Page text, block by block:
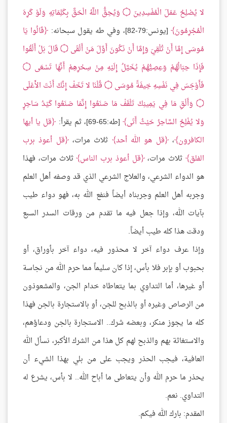
لا يُصْلِحُ عَمَلَ الْمُفْسِدِينَ ۝ وَيُحِقُّ اللَّهُ الْحَقَّ بِكَلِمَاتِهِ وَلَوْ كَرِهَ
الْمُجْرِمُونَ [يونس:79-82]، وفي طه يقول سبحانه:
قَالُوا يَا
مُوسَى إِمَّا أَنْ تُلْقِيَ وَإِمَّا أَنْ نَكُونَ أَوَّلَ مَنْ أَلْقَى ۝ قَالَ بَلْ أَلْقُوا
فَإِذَا حِبَالُهُمْ وَعِصِيُّهُمْ يُخَيَّلُ إِلَيْهِ مِنْ سِحْرِهِمْ أَنَّهَا تَسْعَى ۝
فَأَوْجَسَ فِي نَفْسِهِ خِيفَةً مُوسَى ۝ قُلْنَا لا تَخَفْ إِنَّكَ أَنْتَ الأَعْلَى
۝ وَأَلْقِ مَا فِي يَمِينِكَ تَلْقَفْ مَا صَنَعُوا إِنَّمَا صَنَعُوا كَيْدُ سَاحِرٍ
وَلا يُفْلِحُ السَّاحِرُ حَيْثُ أَتَى [طه:65-69]، ثم يقرأ:
قل يا أيها
الكافرون ، قل هو الله أحد ثلاث مرات، قل أعوذ برب
الفلق ثلاث مرات، قل أعوذ برب الناس ثلاث مرات، فهذا
هو الدواء الشرعي، والعلاج الشرعي الذي قد وصفه أهل العلم
وجربه أهل العلم وجربناه أيضاً فنفع الله به، فهو دواء طيب
بآيات الله، وإذا جعل فيه ما تقدم من ورقات السدر السبع
ودقت هذا كله طيب أيضاً.
وإذا عرف دواء آخر لا محذور فيه، دواء آخر بأوراق، أو
بحبوب أو بإبر فلا بأس، إذا كان سليماً مما حرم الله من نجاسة
أو غيرها، أما التداوي بما يتعاطاه خدام الجن، والمشعوذون
من الرصاص وغيره أو بالذبح للجن، أو بالاستجارة بالجن فهذا
كله ما يجوز منكر، وبعضه شرك.. الاستجارة بالجن ودعاؤهم،
والاستغاثة بهم والذبح لهم كل هذا من الشرك الأكبر، نسأل الله
العافية، فيجب الحذر ويجب على من بلي بهذا الشيء أن
يحذر ما حرم الله وأن يتعاطى ما أباح الله.. لا بأس، يشرع له
التداوي. نعم.
المقدم: بارك الله فيكم.